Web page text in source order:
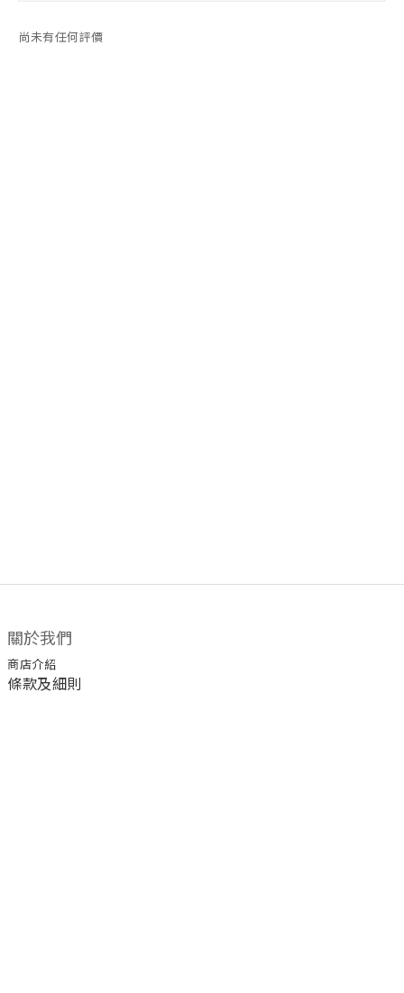
尚未有任何評價
關於我們
商店介紹
條款及細則